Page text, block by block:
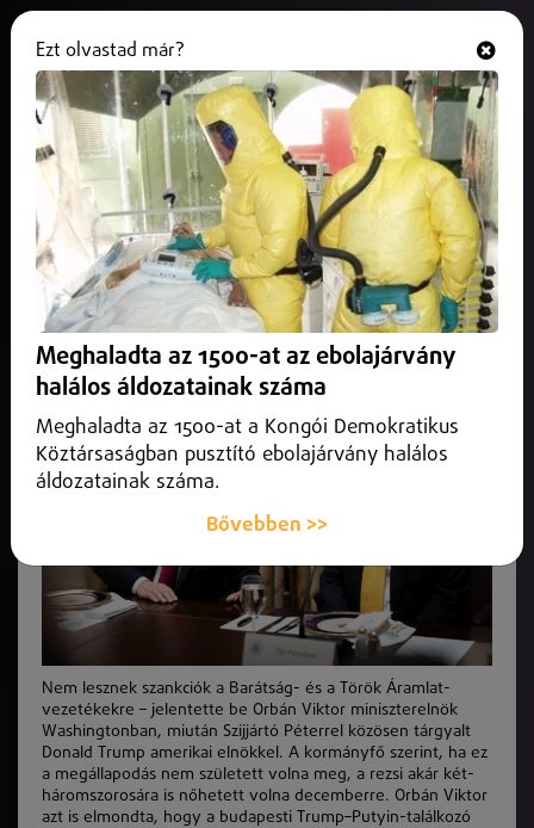
Nem lesz szankció az orosz
gázvezetékekre
2025. november 07.Külföld
Nem lesznek szankciók a Barátság- és a Török Áramlat-
Washingtonban.
Nem lesznek szankciók a Barátság- és a Török Áramlat-
vezetékekre – jelentette be Orbán Viktor miniszterelnök
Washingtonban, miután Szijjártó Péterrel közösen tárgyalt
Donald Trump amerikai elnökkel. A kormányfő szerint, ha ez
a megállapodás nem született volna meg, a rezsi akár két-
háromszorosára is nőhetett volna decemberre. Orbán Viktor
azt is elmondta, hogy a budapesti Trump–Putyin-találkozó
Ezt olvastad már?
Meghaladta az 1500-at az ebolajárvány
halálos áldozatainak száma
Meghaladta az 1500-at a Kongói Demokratikus
Köztársaságban pusztító ebolajárvány halálos
áldozatainak száma.
Bővebben >>